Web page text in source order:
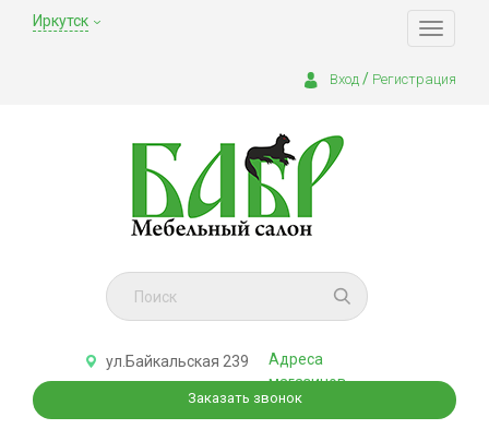
Иркутск
Toggle
Вход / Регистрация
ул.Байкальская 239
Адреса
магазинов
Заказать звонок